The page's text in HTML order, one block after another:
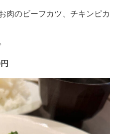
肉のビーフカツ、チキンピカ